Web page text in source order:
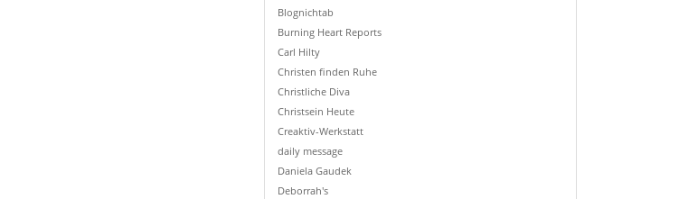
Blognichtab
Burning Heart Reports
Carl Hilty
Christen finden Ruhe
Christliche Diva
Christsein Heute
Creaktiv-Werkstatt
daily message
Daniela Gaudek
Deborrah's